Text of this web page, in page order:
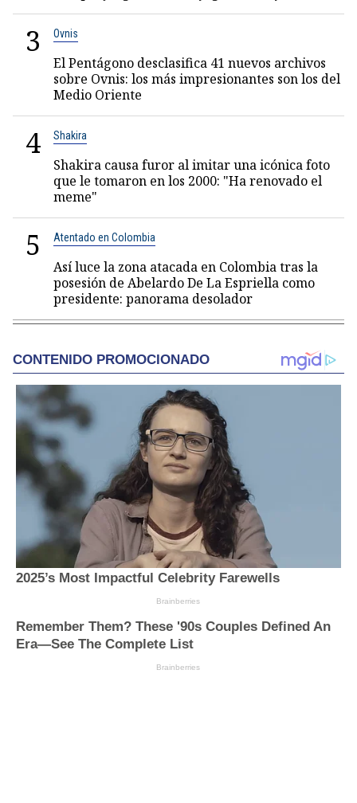
3 Ovnis
El Pentágono desclasifica 41 nuevos archivos
sobre Ovnis: los más impresionantes son los del
Medio Oriente
4 Shakira
Shakira causa furor al imitar una icónica foto
que le tomaron en los 2000: "Ha renovado el
meme"
5 Atentado en Colombia
Así luce la zona atacada en Colombia tras la
posesión de Abelardo De La Espriella como
presidente: panorama desolador